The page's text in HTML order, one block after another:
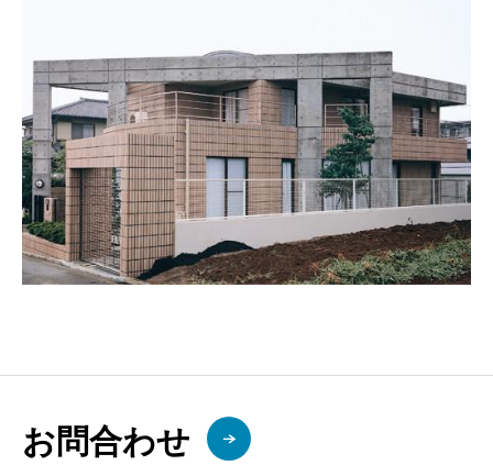
お問合わせ